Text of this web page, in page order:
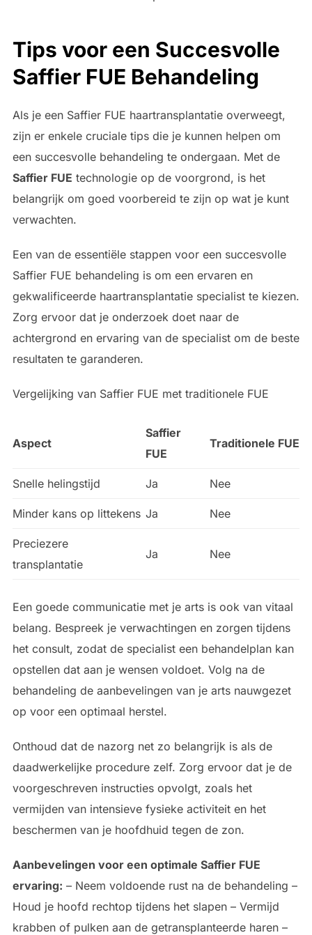
Tips voor een Succesvolle
Saffier FUE Behandeling
Als je een Saffier FUE haartransplantatie overweegt,
zijn er enkele cruciale tips die je kunnen helpen om
een succesvolle behandeling te ondergaan. Met de
Saffier FUE technologie op de voorgrond, is het
belangrijk om goed voorbereid te zijn op wat je kunt
verwachten.
Een van de essentiële stappen voor een succesvolle
Saffier FUE behandeling is om een ervaren en
gekwalificeerde haartransplantatie specialist te kiezen.
Zorg ervoor dat je onderzoek doet naar de
achtergrond en ervaring van de specialist om de beste
resultaten te garanderen.
Vergelijking van Saffier FUE met traditionele FUE
Aspect
Saffier
FUE
Traditionele FUE
Snelle helingstijd Ja Nee
Minder kans op littekens Ja Nee
Preciezere
transplantatie
Ja Nee
Een goede communicatie met je arts is ook van vitaal
belang. Bespreek je verwachtingen en zorgen tijdens
het consult, zodat de specialist een behandelplan kan
opstellen dat aan je wensen voldoet. Volg na de
behandeling de aanbevelingen van je arts nauwgezet
op voor een optimaal herstel.
Onthoud dat de nazorg net zo belangrijk is als de
daadwerkelijke procedure zelf. Zorg ervoor dat je de
voorgeschreven instructies opvolgt, zoals het
vermijden van intensieve fysieke activiteit en het
beschermen van je hoofdhuid tegen de zon.
Aanbevelingen voor een optimale Saffier FUE
ervaring: – Neem voldoende rust na de behandeling –
Houd je hoofd rechtop tijdens het slapen – Vermijd
krabben of pulken aan de getransplanteerde haren –